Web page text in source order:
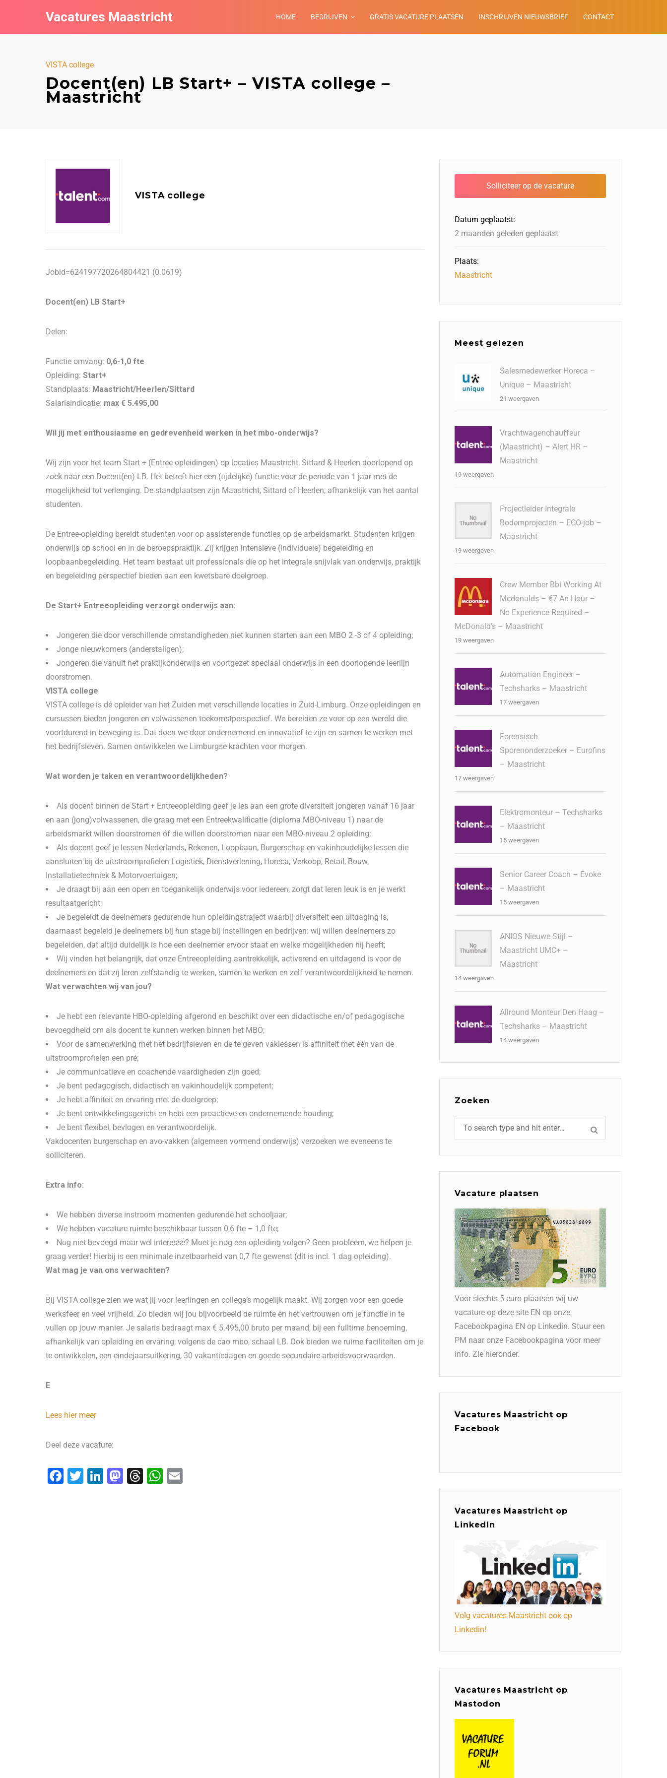
Vacatures Maastricht HOME BEDRIJVEN GRATIS VACATURE PLAATSEN INSCHRIJVEN NIEUWSBRIEF CONTACT
VISTA college
Docent(en) LB Start+ – VISTA college –
Maastricht
VISTA college
Jobid=624197720264804421 (0.0619)
Docent(en) LB Start+
Delen:
Functie omvang: 0,6-1,0 fte
Opleiding: Start+
Standplaats: Maastricht/Heerlen/Sittard
Salarisindicatie: max € 5.495,00
Wil jij met enthousiasme en gedrevenheid werken in het mbo-onderwijs?
Wij zijn voor het team Start + (Entree opleidingen) op locaties Maastricht, Sittard & Heerlen doorlopend op
zoek naar een Docent(en) LB. Het betreft hier een (tijdelijke) functie voor de periode van 1 jaar met de
mogelijkheid tot verlenging. De standplaatsen zijn Maastricht, Sittard of Heerlen, afhankelijk van het aantal
studenten.
De Entree-opleiding bereidt studenten voor op assisterende functies op de arbeidsmarkt. Studenten krijgen
onderwijs op school en in de beroepspraktijk. Zij krijgen intensieve (individuele) begeleiding en
loopbaanbegeleiding. Het team bestaat uit professionals die op het integrale snijvlak van onderwijs, praktijk
en begeleiding perspectief bieden aan een kwetsbare doelgroep.
De Start+ Entreeopleiding verzorgt onderwijs aan:
Jongeren die door verschillende omstandigheden niet kunnen starten aan een MBO 2 -3 of 4 opleiding;
Jonge nieuwkomers (anderstaligen);
Jongeren die vanuit het praktijkonderwijs en voortgezet speciaal onderwijs in een doorlopende leerlijn
doorstromen.
VISTA college
VISTA college is dé opleider van het Zuiden met verschillende locaties in Zuid-Limburg. Onze opleidingen en
cursussen bieden jongeren en volwassenen toekomstperspectief. We bereiden ze voor op een wereld die
voortdurend in beweging is. Dat doen we door ondernemend en innovatief te zijn en samen te werken met
het bedrijfsleven. Samen ontwikkelen we Limburgse krachten voor morgen.
Wat worden je taken en verantwoordelijkheden?
Als docent binnen de Start + Entreeopleiding geef je les aan een grote diversiteit jongeren vanaf 16 jaar
en aan (jong)volwassenen, die graag met een Entreekwalificatie (diploma MBO-niveau 1) naar de
arbeidsmarkt willen doorstromen óf die willen doorstromen naar een MBO-niveau 2 opleiding;
Als docent geef je lessen Nederlands, Rekenen, Loopbaan, Burgerschap en vakinhoudelijke lessen die
aansluiten bij de uitstroomprofielen Logistiek, Dienstverlening, Horeca, Verkoop, Retail, Bouw,
Installatietechniek & Motorvoertuigen;
Je draagt bij aan een open en toegankelijk onderwijs voor iedereen, zorgt dat leren leuk is en je werkt
resultaatgericht;
Je begeleidt de deelnemers gedurende hun opleidingstraject waarbij diversiteit een uitdaging is,
daarnaast begeleid je deelnemers bij hun stage bij instellingen en bedrijven: wij willen deelnemers zo
begeleiden, dat altijd duidelijk is hoe een deelnemer ervoor staat en welke mogelijkheden hij heeft;
Wij vinden het belangrijk, dat onze Entreeopleiding aantrekkelijk, activerend en uitdagend is voor de
deelnemers en dat zij leren zelfstandig te werken, samen te werken en zelf verantwoordelijkheid te nemen.
Wat verwachten wij van jou?
Je hebt een relevante HBO-opleiding afgerond en beschikt over een didactische en/of pedagogische
bevoegdheid om als docent te kunnen werken binnen het MBO;
Voor de samenwerking met het bedrijfsleven en de te geven vaklessen is affiniteit met één van de
uitstroomprofielen een pré;
Je communicatieve en coachende vaardigheden zijn goed;
Je bent pedagogisch, didactisch en vakinhoudelijk competent;
Je hebt affiniteit en ervaring met de doelgroep;
Je bent ontwikkelingsgericht en hebt een proactieve en ondernemende houding;
Je bent flexibel, bevlogen en verantwoordelijk.
Vakdocenten burgerschap en avo-vakken (algemeen vormend onderwijs) verzoeken we eveneens te
solliciteren.
Extra info:
We hebben diverse instroom momenten gedurende het schooljaar;
We hebben vacature ruimte beschikbaar tussen 0,6 fte – 1,0 fte;
Nog niet bevoegd maar wel interesse? Moet je nog een opleiding volgen? Geen probleem, we helpen je
graag verder! Hierbij is een minimale inzetbaarheid van 0,7 fte gewenst (dit is incl. 1 dag opleiding).
Wat mag je van ons verwachten?
Bij VISTA college zien we wat jij voor leerlingen en collega’s mogelijk maakt. Wij zorgen voor een goede
werksfeer en veel vrijheid. Zo bieden wij jou bijvoorbeeld de ruimte én het vertrouwen om je functie in te
vullen op jouw manier. Je salaris bedraagt max € 5.495,00 bruto per maand, bij een fulltime benoeming,
afhankelijk van opleiding en ervaring, volgens de cao mbo, schaal LB. Ook bieden we ruime faciliteiten om je
te ontwikkelen, een eindejaarsuitkering, 30 vakantiedagen en goede secundaire arbeidsvoorwaarden.
E
Lees hier meer
Deel deze vacature:
F
T
Li
M T
W
Datum geplaatst:
2 maanden geleden geplaatst
Plaats:
Maastricht
Meest gelezen
Salesmedewerker Horeca –
Unique – Maastricht
21 weergaven
Vrachtwagenchauffeur
(Maastricht) – Alert HR –
Maastricht
19 weergaven
Projectleider Integrale
Bodemprojecten – ECO-job –
Maastricht
19 weergaven
Crew Member Bbl Working At
Mcdonalds – €7 An Hour –
No Experience Required –
McDonald’s – Maastricht
19 weergaven
Automation Engineer –
Techsharks – Maastricht
17 weergaven
Forensisch
Sporenonderzoeker – Eurofins
– Maastricht
17 weergaven
Elektromonteur – Techsharks
– Maastricht
15 weergaven
Senior Career Coach – Evoke
– Maastricht
15 weergaven
ANIOS Nieuwe Stijl –
Maastricht UMC+ –
Maastricht
14 weergaven
Allround Monteur Den Haag –
Techsharks – Maastricht
14 weergaven
Zoeken
Vacature plaatsen
Voor slechts 5 euro plaatsen wij uw
vacature op deze site EN op onze
Facebookpagina EN op Linkedin. Stuur een
PM naar onze Facebookpagina voor meer
info. Zie hieronder.
Vacatures Maastricht op
Facebook
Vacatures Maastricht op
LinkedIn
Volg vacatures Maastricht ook op
Linkedin!
Vacatures Maastricht op
Mastodon